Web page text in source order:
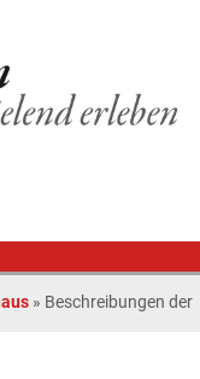
» Beschreibungen der